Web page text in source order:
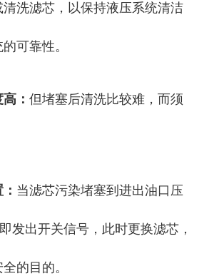
洗滤芯，以保持液压系统清洁
可靠性。
： 但堵塞后清洗比较难，而须
当滤芯污染堵塞到进出油口压
发出开关信号，此时更换滤芯，
的目的。